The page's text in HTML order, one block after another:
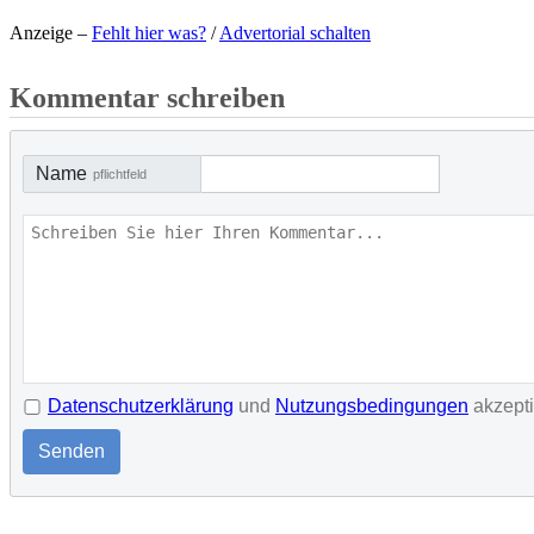
Anzeige – Fehlt hier was? /Advertorial schalten
Kommentar schreiben
Name pflichtfeld
Datenschutzerklärung und Nutzungsbedingungen
Senden